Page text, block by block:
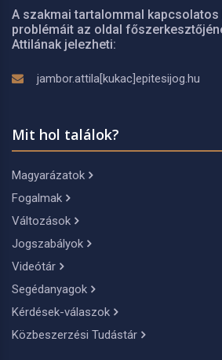
A szakmai tartalommal kapcsolatos
problémáit az oldal
Attilának jelezheti:
jambor.attila[kukac]epitesijog.hu
Mit hol találok?
Magyarázatok
Fogalmak
Változások
Jogszabályok
Videótár
Segédanyagok
Kérdések-válaszok
Közbeszerzési Tudástár